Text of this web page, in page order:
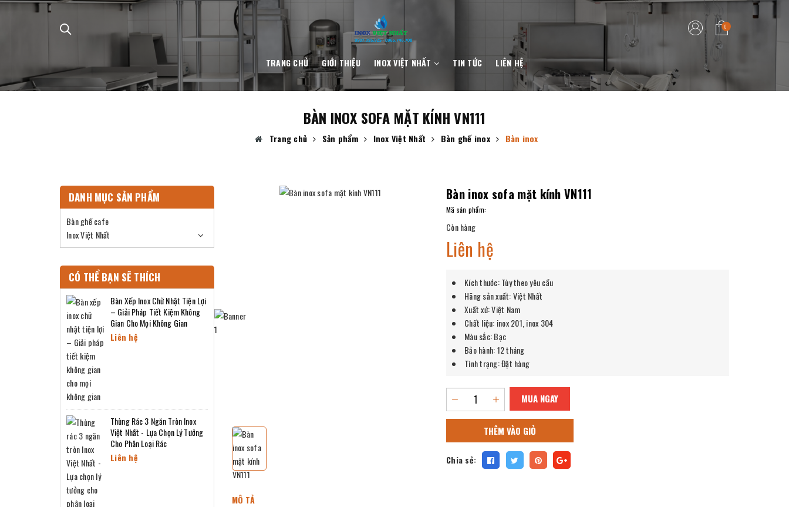
0
TRANG CHỦ GIỚI THIỆU INOX VIỆT NHẤT TIN TỨC LIÊN HỆ
BÀN INOX SOFA MẶT KÍNH VN111
Trang chủ Sản phẩm Inox Việt Nhất Bàn ghế inox Bàn inox
Bàn inox sofa mặt kính VN111
Mã sản phẩm:
Còn hàng
Liên hệ
Kích thước: Tùy theo yêu cầu
Hãng sản xuất: Việt Nhất
Xuất xứ: Việt Nam
Chất liệu: inox 201, inox 304
Màu sắc: Bạc
Bảo hành: 12 tháng
Tình trạng: Đặt hàng
MUA NGAY
THÊM VÀO GIỎ
Chia sẻ:
MÔ TẢ
DANH MỤC SẢN PHẨM
Bàn ghế cafe
Inox Việt Nhất
CÓ THỂ BẠN SẼ THÍCH
Bàn Xếp Inox Chữ Nhật Tiện Lợi
– Giải Pháp Tiết Kiệm Không
Gian Cho Mọi Không Gian
Liên hệ
Thùng Rác 3 Ngăn Tròn Inox
Việt Nhất - Lựa Chọn Lý Tưởng
Cho Phân Loại Rác
Liên hệ